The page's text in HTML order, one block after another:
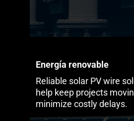
Energía renovable
Reliable solar PV wire
help keep projects
minimize costly delays.